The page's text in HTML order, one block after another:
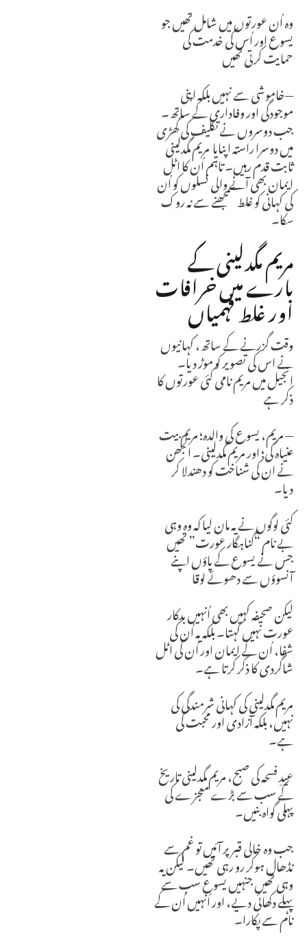
وہ اُن عورتوں میں شامل تھیں جو
یسوع اور اُس کی خدمت کی
حمایت کرتی تھیں
—خاموشی سے نہیں بلکہ اپنی
موجودگی اور وفاداری کے ساتھ۔
جب دوسروں نے تکلیف کی گھڑی
میں دوسرا راستہ اپنایا مریم مگدلینی
ثابت قدم رہیں۔ تاہم اُن کا اٹل
ایمان بھی آنے والی نسلوں کو اُن
کی کہانی کو غلط سمجھنے سے نہ روک
سکا۔
مریم مگدلینی کے
بارے میں خرافات
اور غلط فہمیاں
وقت گزرنے کے ساتھ، کہانیوں
نے اس کی تصویر کو موڑ دیا۔
انجیل میں مریم نامی کئی عورتوں کا
ذکر ہے
— مریم، یسوع کی والدہ؛ مریم بیت
عنیاہ کی؛ اور مریم مگدلینی۔ الجھن
نے ان کی شناخت کو دھندلا کر
دیا۔
کئی لوگوں نے یہ مان لیا کہ وہ وہی
بے نام “گناہگار عورت” تھیں
جس نے یسوع کے پاؤں اپنے
آنسوؤں سے دھوئے لوقا
لیکن صحیفہ کہیں بھی اُنہیں بدکار
عورت نہیں کہتا۔ بلکہ یہ اُن کی
شفا، اُن کے ایمان اور اُن کی اٹل
شاگردی کا ذکر کرتا ہے۔
مریم مگدلینی کی کہانی شرمندگی کی
نہیں، بلکہ آزادی اور محبت کی
ہے۔
عیدِ فسحہ کی صبح، مریم مگدلینی تاریخ
کے سب سے بڑے معجزے کی
پہلی گواہ بنیں۔
جب وہ خالی قبر پر آئیں تو غم سے
نڈھال ہوکر رو رہی تھیں۔ لیکن یہ
وہی تھیں جنہیں یسوع سب سے
پہلے دکھائی دیے، اور اُنہیں اُن کے
نام سے پکارا۔